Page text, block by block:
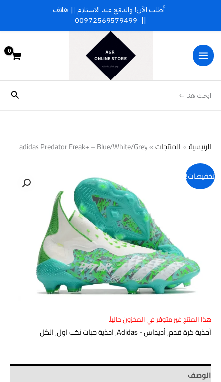
المحتوى
ابحث هنا ⇐
الرئيسية المنتجات adidas Predator Freak+ – Blue/White/Grey
تخفيضات!
هذا المنتج غير متوفر في المخزون حالياً.
أحذية كرة قدم,أديداس - Adidas ,احذية حبات نخب اول,الكل
الوصف
أطلب الآن! والدفع عند الاستلام || هاتف
||
00972569579499